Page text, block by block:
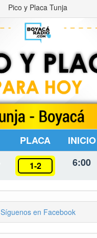
Pico y Placa Tunja
PLACA INICIO
1-2 6:00
Síguenos en Facebook